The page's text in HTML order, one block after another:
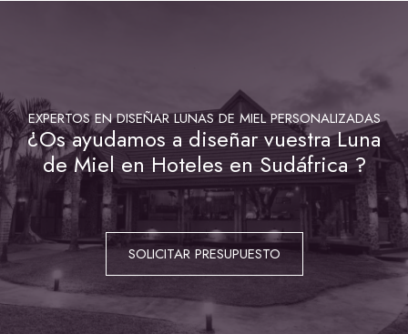
EXPERTOS EN DISEÑAR LUNAS DE MIEL PERSONALIZADAS
¿Os ayudamos a diseñar vuestra Luna
de Miel en Hoteles en Sudáfrica ?
SOLICITAR PRESUPUESTO